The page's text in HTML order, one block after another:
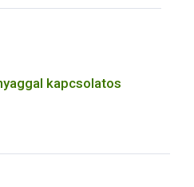
kapcsolatos